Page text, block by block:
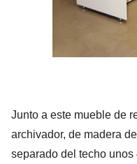
Junto a este mueble de
archivador, de madera
separado del techo unos